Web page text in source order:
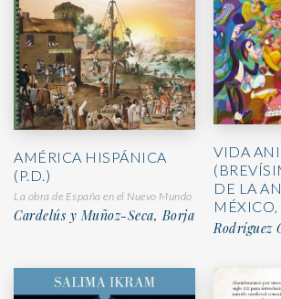
AMÉRICA HISPÁNICA
(P.D.)
La obra de España en el Nuevo Mundo
Cardelús y Muñoz-Seca, Borja
VIDA
DE LA
MÉXICO,
Rodríguez